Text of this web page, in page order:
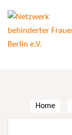
content
Home